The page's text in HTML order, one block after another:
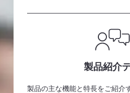
製品紹介
製品の主な機能と特長をご紹介